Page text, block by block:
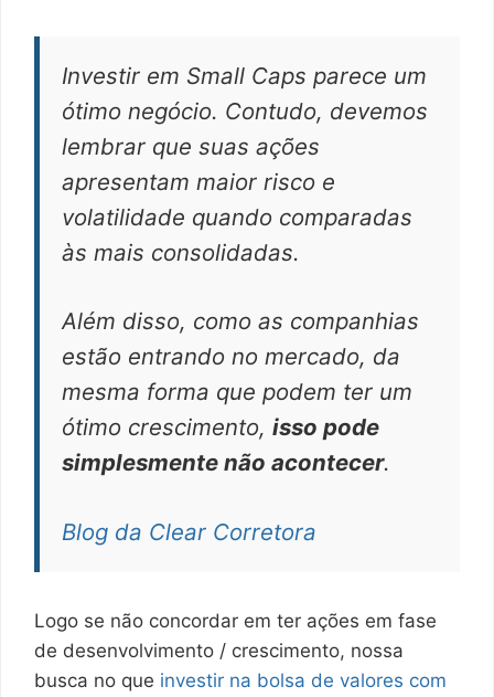
Investir em Small Caps parece um
ótimo negócio. Contudo, devemos
lembrar que suas ações
apresentam maior risco e
volatilidade quando comparadas
às mais consolidadas.
Além disso, como as companhias
estão entrando no mercado, da
mesma forma que podem ter um
ótimo crescimento, isso pode
simplesmente não acontecer.
Blog da Clear Corretora
Logo se não concordar em ter ações em fase
de desenvolvimento / crescimento, nossa
busca no que investir na bolsa de valores com